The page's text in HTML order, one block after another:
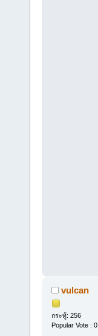
vulcan
กระทู้: 256
Popular Vote : 0